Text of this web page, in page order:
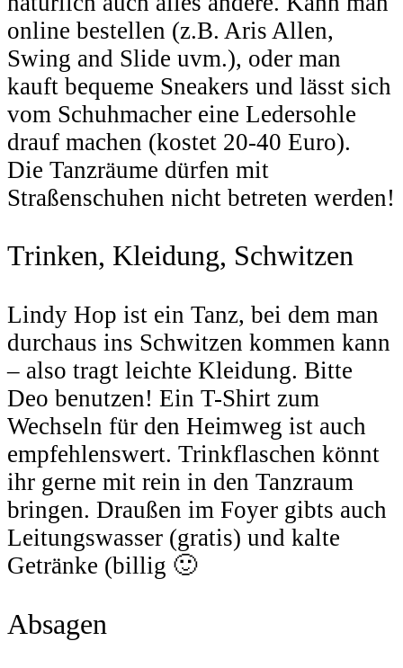
online bestellen (z.B. Aris Allen,
Swing and Slide uvm.), oder man
kauft bequeme Sneakers und lässt sich
vom Schuhmacher eine Ledersohle
drauf machen (kostet 20-40 Euro).
Die Tanzräume dürfen mit
Straßenschuhen nicht betreten werden!
Trinken, Kleidung, Schwitzen
Lindy Hop ist ein Tanz, bei dem man
durchaus ins Schwitzen kommen kann
– also tragt leichte Kleidung. Bitte
Deo benutzen! Ein T-Shirt zum
Wechseln für den Heimweg ist auch
empfehlenswert. Trinkflaschen könnt
ihr gerne mit rein in den Tanzraum
bringen. Draußen im Foyer gibts auch
Leitungswasser (gratis) und kalte
Getränke (billig 🙂
Absagen